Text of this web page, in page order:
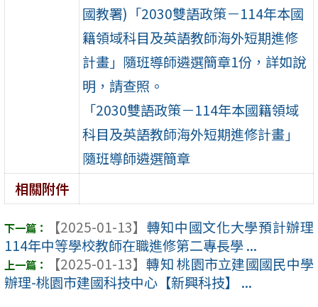
國教署)「2030雙語政策－114年本國
籍領域科目及英語教師海外短期進修
計畫」隨班導師遴選簡章1份，詳如說
明，請查照。
「2030雙語政策－114年本國籍領域
科目及英語教師海外短期進修計畫」
隨班導師遴選簡章
相關附件
【2025-01-13】 轉知中國文化大學預計辦理
114年中等學校教師在職進修第二專長學 ...
【2025-01-13】 轉知 桃園市立建國國民中學
辦理-桃園市建國科技中心【新興科技】 ...